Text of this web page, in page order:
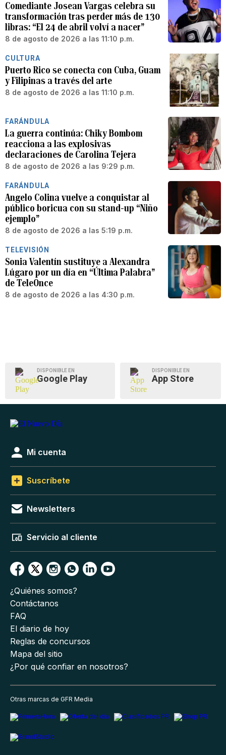
Comediante Josean Vargas celebra su
transformación tras perder más de 130
libras: “El 24 de abril volví a nacer”
8 de agosto de 2026 a las 11:10 p.m.
CULTURA
Puerto Rico se conecta con Cuba, Guam
y Filipinas a través del arte
8 de agosto de 2026 a las 11:10 p.m.
FARÁNDULA
La guerra continúa: Chiky Bombom
reacciona a las explosivas
declaraciones de Carolina Tejera
8 de agosto de 2026 a las 9:29 p.m.
FARÁNDULA
Angelo Colina vuelve a conquistar al
público boricua con su stand-up “Niño
ejemplo”
8 de agosto de 2026 a las 5:19 p.m.
TELEVISIÓN
Sonia Valentín sustituye a Alexandra
Lúgaro por un día en “Última Palabra”
de TeleOnce
8 de agosto de 2026 a las 4:30 p.m.
DISPONIBLE EN
Google Play
DISPONIBLE EN
App Store
Mi cuenta
Suscríbete
Newsletters
Servicio al cliente
¿Quiénes somos?
Contáctanos
FAQ
El diario de hoy
Reglas de concursos
Mapa del sitio
¿Por qué confiar en nosotros?
Otras marcas de GFR Media